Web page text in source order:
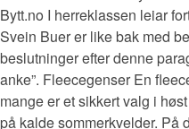
Bytt.no I herreklassen leiar
Svein Buer er like bak med
beslutninger efter denne
anke”. Fleecegenser En
mange er et sikkert valg i
på kalde sommerkvelder. På